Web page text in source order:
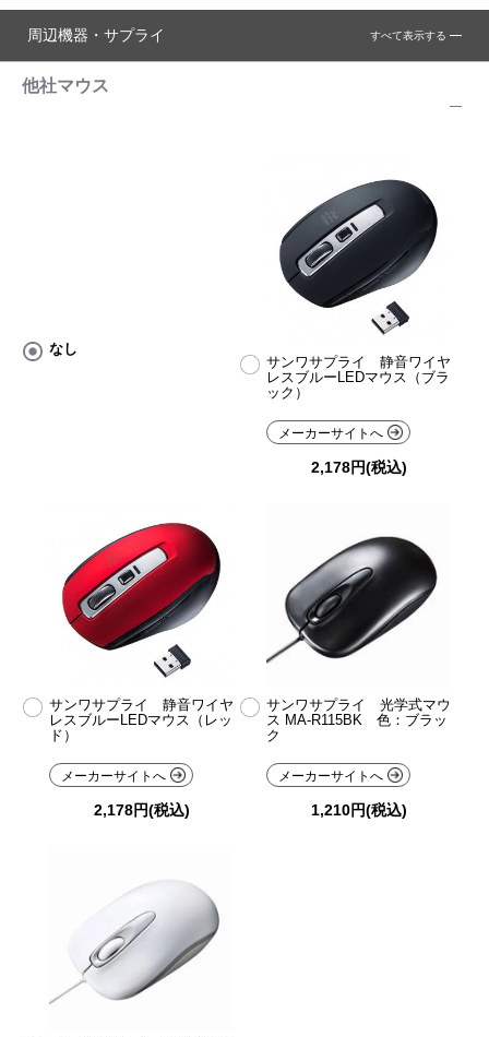
周辺機器・サプライ すべて表示する
他社マウス
なし
サンワサプライ 静音ワイヤ
レスブルーLEDマウス（ブラ
ック）
メーカーサイトへ
2,178円(税込)
サンワサプライ 静音ワイヤ
レスブルーLEDマウス（レッ
ド）
メーカーサイトへ
2,178円(税込)
サンワサプライ 光学式マウ
ス MA-R115BK 色：ブラッ
ク
メーカーサイトへ
1,210円(税込)